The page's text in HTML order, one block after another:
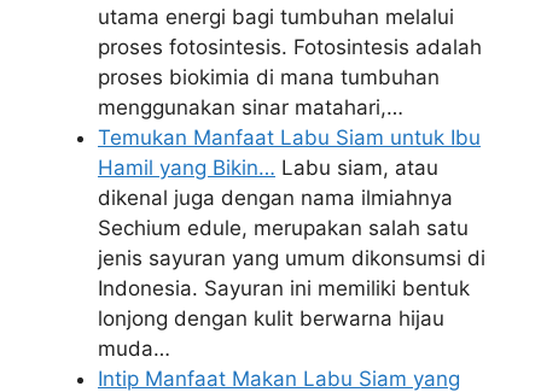
utama energi bagi tumbuhan melalui
proses fotosintesis. Fotosintesis adalah
proses biokimia di mana tumbuhan
menggunakan sinar matahari,…
Temukan Manfaat Labu Siam untuk Ibu
Hamil yang Bikin… Labu siam, atau
dikenal juga dengan nama ilmiahnya
Sechium edule, merupakan salah satu
jenis sayuran yang umum dikonsumsi di
Indonesia. Sayuran ini memiliki bentuk
lonjong dengan kulit berwarna hijau
muda…
Intip Manfaat Makan Labu Siam yang